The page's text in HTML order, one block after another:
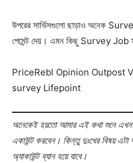
উপরের সার্ভিসগুলো ছাড়াও অনেক
পেমেন্ট দেয়। এমন কিছু Survey Job
PriceRebl Opinion Outpost
survey Lifepoint
অনেকেই হয়তো আমার এই কথা শুনে
একাউন্ট করবেন। কিন্তু দুঃখের বিষয় এটা
অ্যাকাউন্ট ব্যান হয়ে যাবে।